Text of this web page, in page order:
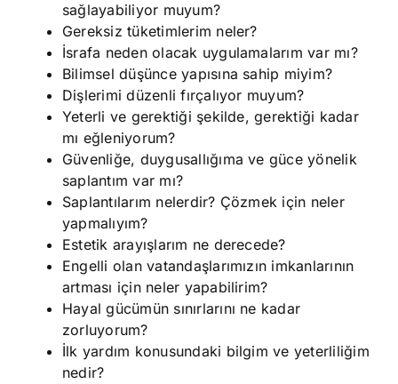
sağlayabiliyor muyum?
Gereksiz tüketimlerim neler?
İsrafa neden olacak uygulamalarım var mı?
Bilimsel düşünce yapısına sahip miyim?
Dişlerimi düzenli fırçalıyor muyum?
Yeterli ve gerektiği şekilde, gerektiği kadar
mı eğleniyorum?
Güvenliğe, duygusallığıma ve güce yönelik
saplantım var mı?
Saplantılarım nelerdir? Çözmek için neler
yapmalıyım?
Estetik arayışlarım ne derecede?
Engelli olan vatandaşlarımızın imkanlarının
artması için neler yapabilirim?
Hayal gücümün sınırlarını ne kadar
zorluyorum?
İlk yardım konusundaki bilgim ve yeterliliğim
nedir?